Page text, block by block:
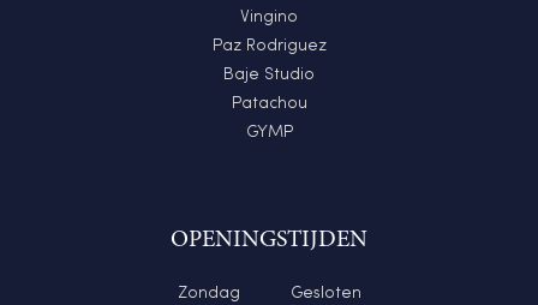
Vingino
Paz Rodriguez
Baje Studio
Patachou
GYMP
OPENINGSTIJDEN
Zondag
Gesloten